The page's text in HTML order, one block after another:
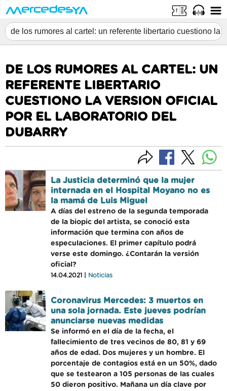
DE LOS RUMORES AL CARTEL: UN
REFERENTE LIBERTARIO
CUESTIONO LA VERSION OFICIAL
POR EL LABORATORIO DEL
DUBARRY
La Justicia determinó que la mujer
internada en el Hospital Moyano no es
la mamá de Luis Miguel
A días del estreno de la segunda temporada
de la biopic del artista, se conoció esta
información que termina con años de
especulaciones. El primer capítulo podrá
verse este domingo. ¿Contarán la versión
oficial?
14.04.2021 | Noticias
Coronavirus Mercedes: 3 muertos en
una sola jornada. Este jueves podrían
anunciarse nuevas medidas
Se informó en el día de la fecha, el
fallecimiento de tres vecinos de 80, 81 y 69
años de edad. Dos mujeres y un hombre. El
porcentaje de contagios está en un 50%, dado
que se testearon a 105 personas de las cuales
50 dieron positivo. Mañana un día clave por